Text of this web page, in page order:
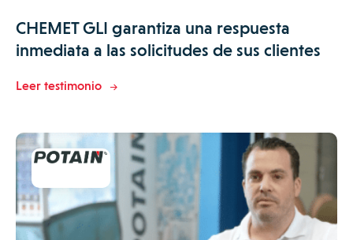
CHEMET GLI garantiza una respuesta
inmediata a las solicitudes de sus clientes
Leer testimonio